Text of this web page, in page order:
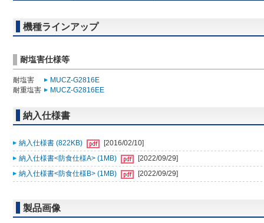
機種ラインアップ
耐塩害仕様等
耐塩害
MUCZ-G2816E
耐重塩害
MUCZ-G2816EE
納入仕様書
納入仕様書 (822KB)
[2016/02/10]
納入仕様書<防食仕様A> (1MB)
[2022/09/29]
納入仕様書<防食仕様B> (1MB)
[2022/09/29]
製品画像